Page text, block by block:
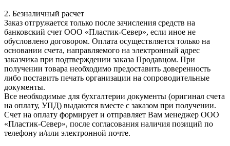
2. Безналичный расчет
Заказ отгружается только после зачисления средств на
банковский счет ООО «Пластик-Север», если иное не
обусловлено договором. Оплата осуществляется только на
основании счета, направляемого на электронный адрес
заказчика при подтверждении заказа Продавцом. При
получении товара необходимо предоставить доверенность
либо поставить печать организации на сопроводительные
документы.
Все необходимые для бухгалтерии документы (оригинал счета
на оплату, УПД) выдаются вместе с заказом при получении.
Счет на оплату формирует и отправляет Вам менеджер ООО
«Пластик-Север», после согласования наличия позиций по
телефону и/или электронной почте.